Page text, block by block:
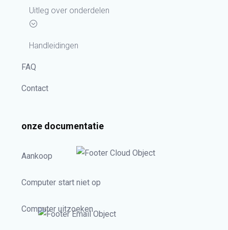
Uitleg over onderdelen
Handleidingen
FAQ
Contact
onze documentatie
Aankoop
Computer start niet op
Computer uitzoeken